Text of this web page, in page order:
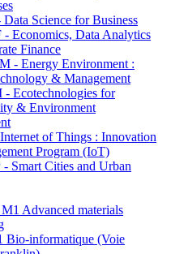
Science for Business
Economics, Data Analytics
Finance
- Energy Environment :
& Management
Ecotechnologies for
& Environment
of Things : Innovation
Program (IoT)
Smart Cities and Urban
Advanced materials
Bio-informatique (Voie